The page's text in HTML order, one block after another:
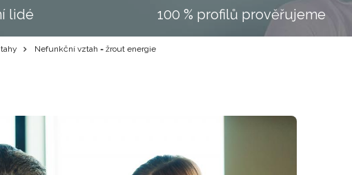
lidé 100 % profilů prověřujeme
Nefunkční vztah = žrout energie